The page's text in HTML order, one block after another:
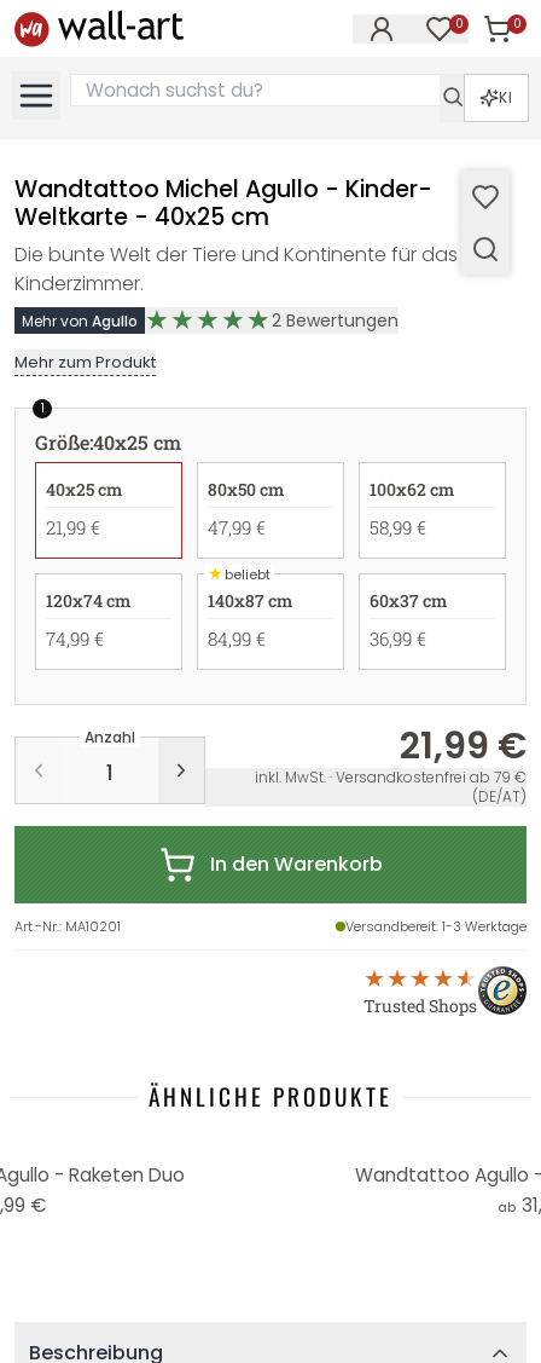
0 0
KI
Wandtattoo Michel Agullo - Kinder-
Weltkarte - 40x25 cm
Die bunte Welt der Tiere und Kontinente für das
Kinderzimmer.
Mehr von Agullo 2 Bewertungen
Mehr zum Produkt
1
Größe:40x25 cm
40x25 cm
21,99 €
80x50 cm
47,99 €
100x62 cm
58,99 €
120x74 cm
74,99 €
★beliebt
140x87 cm
84,99 €
60x37 cm
36,99 €
Anzahl 21,99 €
inkl. MwSt. · Versandkostenfrei ab 79 €
(DE/AT)
In den Warenkorb
Art.-Nr.: MA10201 Versandbereit: 1-3 Werktage
Trusted Shops
ÄHNLICHE PRODUKTE
- Raketen Duo
€
Wandtattoo Agullo
ab
Beschreibung